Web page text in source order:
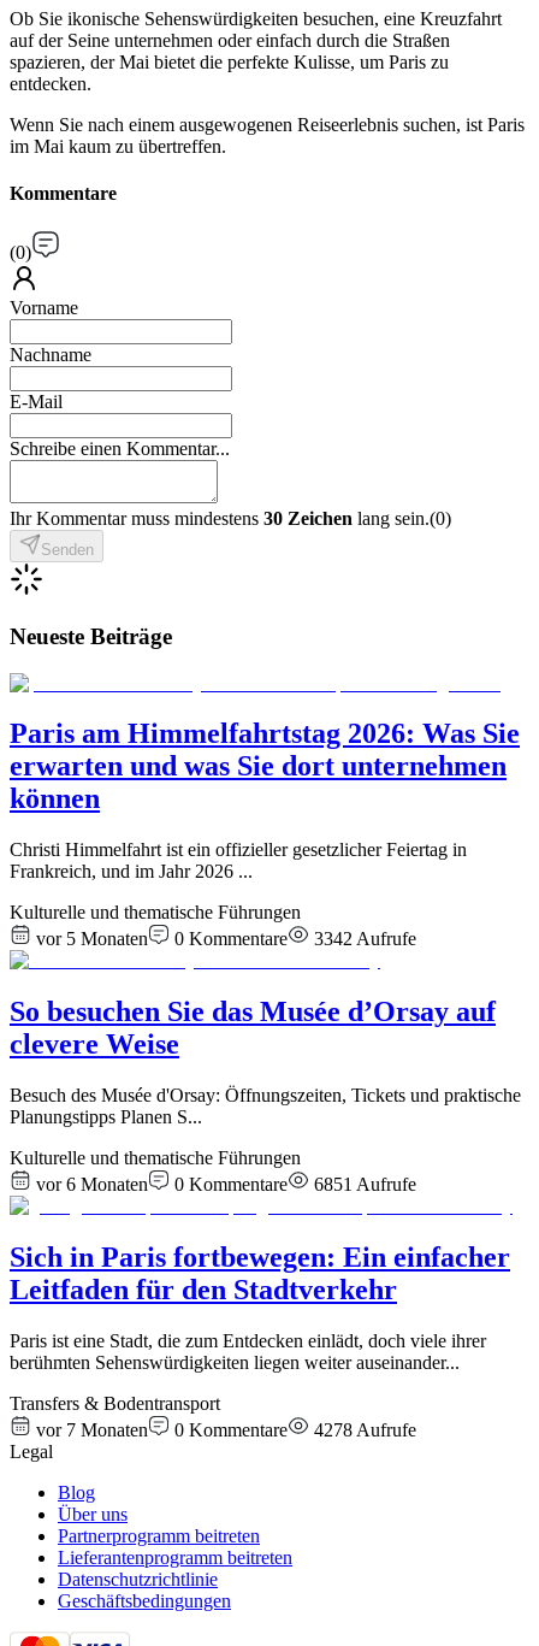
Ob Sie ikonische Sehenswürdigkeiten besuchen, eine Kreuzfahrt
auf der Seine unternehmen oder einfach durch die Straßen
spazieren, der Mai bietet die perfekte Kulisse, um Paris zu
entdecken.
Wenn Sie nach einem ausgewogenen Reiseerlebnis suchen, ist Paris
im Mai kaum zu übertreffen.
Kommentare
(0)
Vorname
Nachname
E-Mail
Schreibe einen Kommentar...
Ihr Kommentar muss mindestens 30 Zeichen lang sein.(0)
Senden
Neueste Beiträge
Paris am Himmelfahrtstag 2026: Was Sie
erwarten und was Sie dort unternehmen
können
Christi Himmelfahrt ist ein offizieller gesetzlicher Feiertag in
Frankreich, und im Jahr 2026 ...
Kulturelle und thematische Führungen
vor 5 Monaten
0 Kommentare 3342 Aufrufe
So besuchen Sie das Musée d’Orsay auf
clevere Weise
Besuch des Musée d'Orsay: Öffnungszeiten, Tickets und praktische
Planungstipps Planen S...
Kulturelle und thematische Führungen
vor 6 Monaten
0 Kommentare 6851 Aufrufe
Sich in Paris fortbewegen: Ein einfacher
Leitfaden für den Stadtverkehr
Paris ist eine Stadt, die zum Entdecken einlädt, doch viele ihrer
berühmten Sehenswürdigkeiten liegen weiter auseinander...
Transfers & Bodentransport
vor 7 Monaten
0 Kommentare 4278 Aufrufe
Legal
Blog
Über uns
Partnerprogramm beitreten
Lieferantenprogramm beitreten
Datenschutzrichtlinie
Geschäftsbedingungen